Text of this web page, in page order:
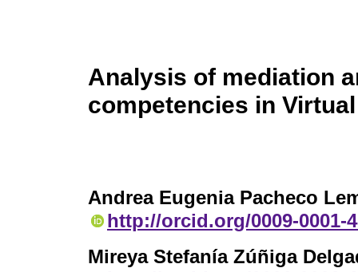
Analysis of mediation
competencies in
Andrea Eugenia Pacheco
http://orcid.org/0009-0001-
Mireya Stefanía Zúñiga